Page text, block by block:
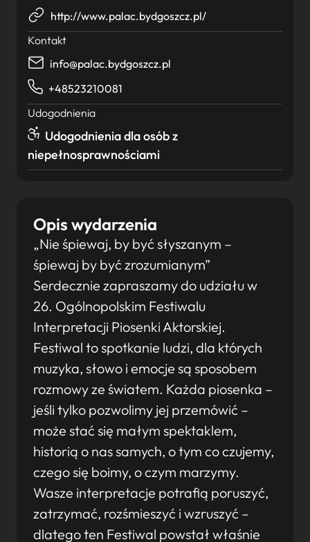
Opis wydarzenia
„Nie śpiewaj, by być słyszanym –
śpiewaj by być zrozumianym”
Serdecznie zapraszamy do udziału w
26. Ogólnopolskim Festiwalu
Interpretacji Piosenki Aktorskiej.
Festiwal to spotkanie ludzi, dla których
muzyka, słowo i emocje są sposobem
rozmowy ze światem. Każda piosenka –
jeśli tylko pozwolimy jej przemówić –
może stać się małym spektaklem,
historią o nas samych, o tym co czujemy,
czego się boimy, o czym marzymy.
Wasze interpretacje potrafią poruszyć,
zatrzymać, rozśmieszyć i wzruszyć –
dlatego ten Festiwal powstał właśnie
http://www.palac.bydgoszcz.pl/
Kontakt
info@palac.bydgoszcz.pl
+48523210081
Udogodnienia
Udogodnienia dla osób z
niepełnosprawnościami